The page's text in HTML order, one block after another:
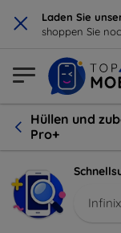
× Laden Sie
shoppen Sie
Hüllen und
Pro+